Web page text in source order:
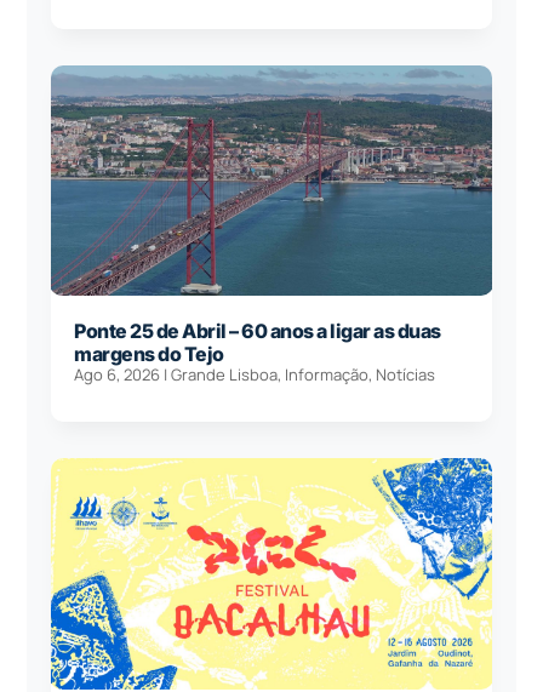
Ponte 25 de Abril – 60 anos a ligar as duas
margens do Tejo
Ago 6, 2026 |Grande Lisboa, Informação, Notícias